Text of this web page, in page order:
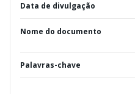
Data de divulgação
Nome do documento
Palavras-chave